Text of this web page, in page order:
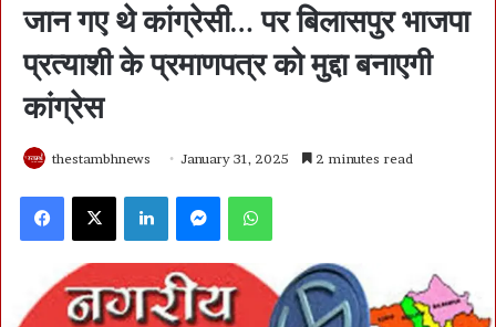
जान गए थे कांग्रेसी… पर बिलासपुर भाजपा
प्रत्याशी के प्रमाणपत्र को मुद्दा बनाएगी
कांग्रेस
thestambhnews January 31, 2025 2 minutes read
Facebook X LinkedIn